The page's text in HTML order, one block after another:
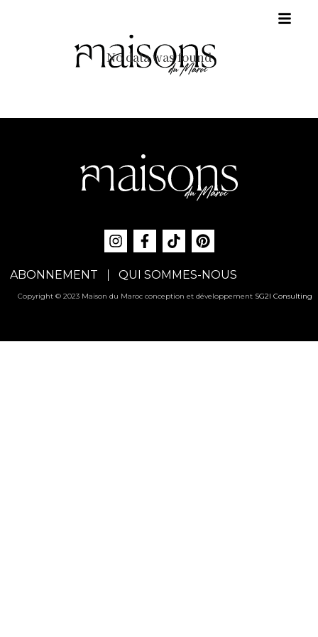
No data was found
ABONNEMENT QUI SOMMES-NOUS
Copyright © 2023 Maison du Maroc conception et développement SG2I Consulting